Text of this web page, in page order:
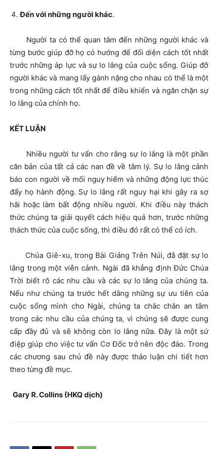
Đến với những người khác.
Người ta có thể quan tâm đến những người khác và
từng bước giúp đỡ họ có hướng để đối diện cách tốt nhất
trước những áp lực và sự lo lắng của cuộc sống. Giúp đỡ
người khác và mang lấy gánh nặng cho nhau có thể là một
trong những cách tốt nhất để điều khiển và ngăn chặn sự
lo lắng của chính họ.
KẾT LUẬN
Nhiều người tư vấn cho rằng sự lo lắng là một phần
căn bản của tất cả các nan đề về tâm lý. Sự lo lắng cảnh
báo con người về mối nguy hiểm và những động lực thúc
đẩy họ hành động. Sự lo lắng rất nguy hại khi gây ra sợ
hãi hoặc làm bất động nhiều người. Khi điều này thách
thức chúng ta giải quyết cách hiệu quả hơn, trước những
thách thức của cuộc sống, thì điều đó rất có thể có ích.
Chúa Giê-xu, trong Bài Giảng Trên Núi, đã đặt sự lo
lắng trong một viễn cảnh. Ngài đã khẳng định Đức Chúa
Trời biết rõ các nhu cầu và các sự lo lắng của chúng ta.
Nếu như chúng ta trước hết dâng những sự ưu tiên của
cuộc sống mình cho Ngài, chúng ta chắc chắn an tâm
trong các nhu cầu của chúng ta, vì chúng sẽ được cung
cấp đầy đủ và sẽ không còn lo lắng nữa. Đây là một sứ
điệp giúp cho việc tư vấn Cơ Đốc trở nên độc đáo. Trong
các chương sau chủ đề này được thảo luận chi tiết hơn
theo từng đề mục.
Gary R. Collins (HKQ dịch)